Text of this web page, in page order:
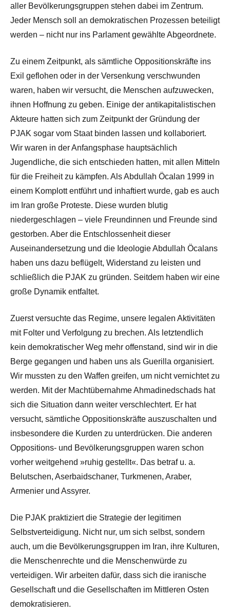
aller Bevölkerungsgruppen stehen dabei im Zentrum.
Jeder Mensch soll an demokratischen Prozessen beteiligt
werden – nicht nur ins Parlament gewählte Abgeordnete.
Zu einem Zeitpunkt, als sämtliche Oppositionskräfte ins
Exil geflohen oder in der Versenkung verschwunden
waren, haben wir versucht, die Menschen aufzuwecken,
ihnen Hoffnung zu geben. Einige der antikapitalistischen
Akteure hatten sich zum Zeitpunkt der Gründung der
PJAK sogar vom Staat binden lassen und kollaboriert.
Wir waren in der Anfangsphase hauptsächlich
Jugendliche, die sich entschieden hatten, mit allen Mitteln
für die Freiheit zu kämpfen. Als Abdullah Öcalan 1999 in
einem Komplott entführt und inhaftiert wurde, gab es auch
im Iran große Proteste. Diese wurden blutig
niedergeschlagen – viele Freundinnen und Freunde sind
gestorben. Aber die Entschlossenheit dieser
Auseinandersetzung und die Ideologie Abdullah Öcalans
haben uns dazu beflügelt, Widerstand zu leisten und
schließlich die PJAK zu gründen. Seitdem haben wir eine
große Dynamik entfaltet.
Zuerst versuchte das Regime, unsere legalen Aktivitäten
mit Folter und Verfolgung zu brechen. Als letztendlich
kein demokratischer Weg mehr offenstand, sind wir in die
Berge gegangen und haben uns als Guerilla organisiert.
Wir mussten zu den Waffen greifen, um nicht vernichtet zu
werden. Mit der Machtübernahme Ahmadinedschads hat
sich die Situation dann weiter verschlechtert. Er hat
versucht, sämtliche Oppositionskräfte auszuschalten und
insbesondere die Kurden zu unterdrücken. Die anderen
Oppositions- und Bevölkerungsgruppen waren schon
vorher weitgehend »ruhig gestellt«. Das betraf u. a.
Belutschen, Aserbaidschaner, Turkmenen, Araber,
Armenier und Assyrer.
Die PJAK praktiziert die Strategie der legitimen
Selbstverteidigung. Nicht nur, um sich selbst, sondern
auch, um die Bevölkerungsgruppen im Iran, ihre Kulturen,
die Menschenrechte und die Menschenwürde zu
verteidigen. Wir arbeiten dafür, dass sich die iranische
Gesellschaft und die Gesellschaften im Mittleren Osten
demokratisieren.